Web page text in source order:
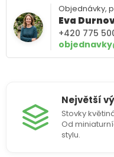
Objednávky,
Eva
+420 775
Největší
Stovky
Od
stylu.